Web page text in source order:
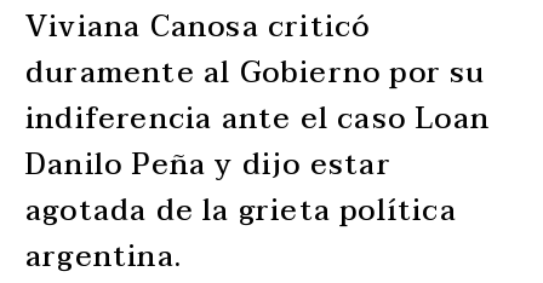
Viviana Canosa criticó
duramente al Gobierno por su
indiferencia ante el caso Loan
Danilo Peña y dijo estar
agotada de la grieta política
argentina.